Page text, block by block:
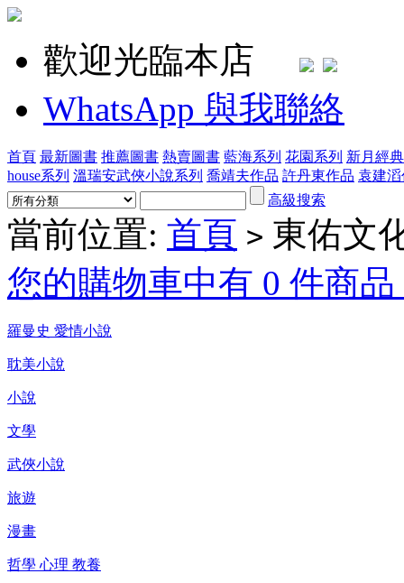
歡迎光臨本店
WhatsApp 與我聯絡
首頁 最新圖書 推薦圖書 熱賣圖書 藍海系列 花園系列 新月經
house系列 溫瑞安武俠小說系列 喬靖夫作品 許丹東作品 袁建
高級搜索
當前位置: 首頁 > 東佑文
您的購物車中有 0 件商
羅曼史 愛情小說
耽美小說
小說
文學
武俠小說
旅遊
漫畫
哲學 心理 教養